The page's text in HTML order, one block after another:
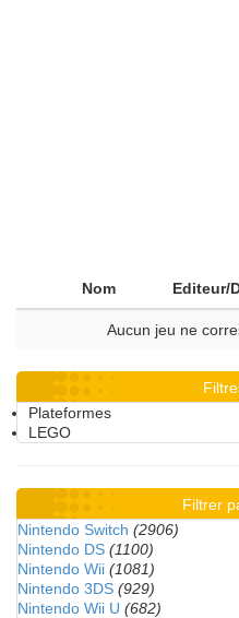
Nom Editeur/
Aucun jeu ne
Plateformes
LEGO
Filtrer
Nintendo Switch (2906)
Nintendo DS (1100)
Nintendo Wii (1081)
Nintendo 3DS (929)
Nintendo Wii U (682)